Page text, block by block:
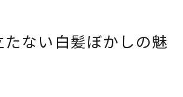
たない白髪ぼかしの魅